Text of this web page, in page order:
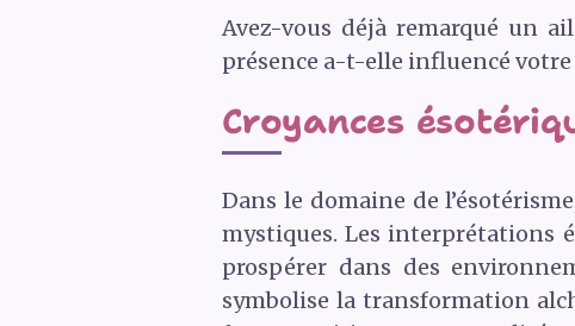
Avez-vous déjà remarqué un
présence a-t-elle influencé
Croyances
Dans le domaine de
mystiques. Les interprétations
prospérer dans des
symbolise la transformation